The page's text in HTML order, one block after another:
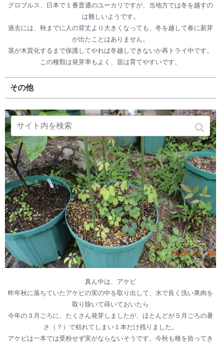
グロブルス、日本で１番普通のユーカリですが、当地方では冬を越すの
は難しいようです。
過去には、秋までに人の背丈より大きくなっても、冬を越して春に新芽
が出たことはありません。
茎が木質化するまで保護してやれば冬越しできないか再トライ中です。
この種類は発芽率もよく、苗は育てやすいです。
その他
真ん中は、アケビ
昨年秋に落ちていたアケビの実の中を取り出して、水で良く洗い果肉を
取り除いて蒔いておいたら
今年の３月ごろに、たくさん発芽しましたが、ほとんどが５月ごろの暑
さ（？）で枯れてしまい１本だけ残りました。
アケビは一本では受粉せず実がならないそうです。今秋も種を拾ってき